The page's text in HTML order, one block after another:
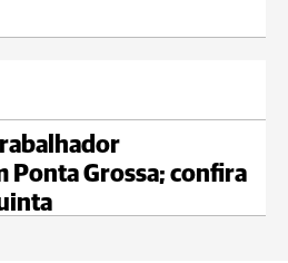
Ponta Grossa; confira